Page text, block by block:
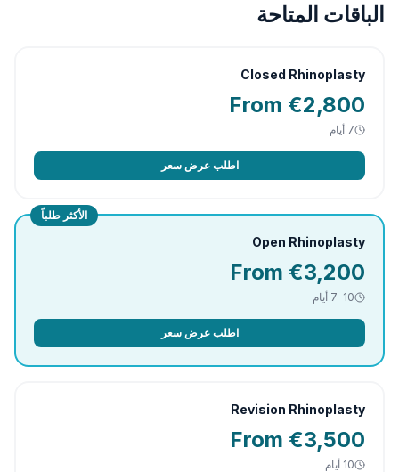
الباقات المتاحة
Closed Rhinoplasty
From €2,800
7 أيام
اطلب عرض سعر
الأكثر طلباً
Open Rhinoplasty
From €3,200
7-10 أيام
اطلب عرض سعر
Revision Rhinoplasty
From €3,500
10 أيام